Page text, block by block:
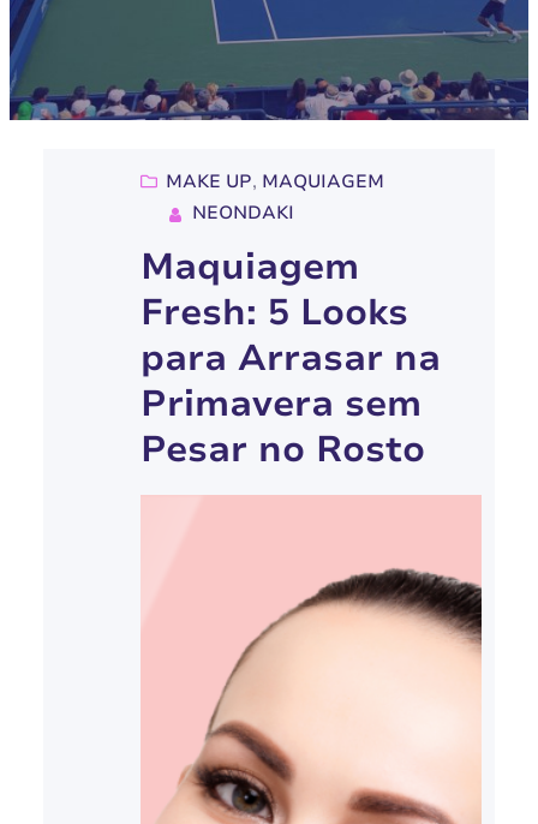
MAKE UP, MAQUIAGEM
NEONDAKI
Maquiagem
Fresh: 5 Looks
para Arrasar na
Primavera sem
Pesar no Rosto